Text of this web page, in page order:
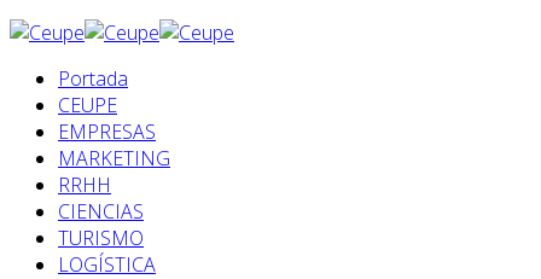
Portada
CEUPE
EMPRESAS
MARKETING
RRHH
CIENCIAS
TURISMO
LOGÍSTICA